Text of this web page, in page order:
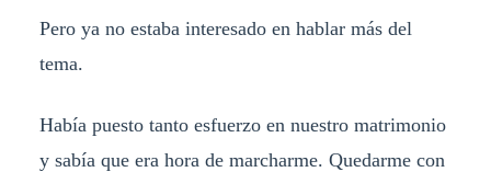
Pero ya no estaba interesado en hablar más del
tema.
Había puesto tanto esfuerzo en nuestro matrimonio
y sabía que era hora de marcharme. Quedarme con